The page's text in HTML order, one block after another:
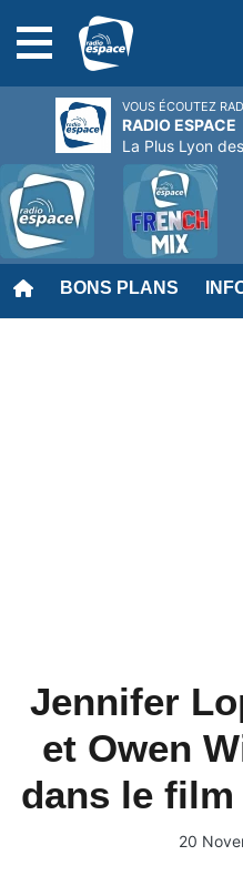
BONS PLANS
Jennifer
et Owen
dans le
20
VOUS ÉCOUTEZ
RADIO ESPACE
La Plus Lyon